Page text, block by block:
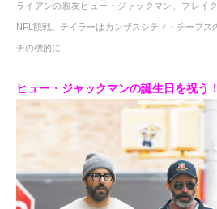
ライアンの親友ヒュー・ジャックマン、ブレイ
NFL観戦。テイラーはカンザスシティ・チーフス
チの標的に
ヒュー・ジャックマンの誕生日を祝う！